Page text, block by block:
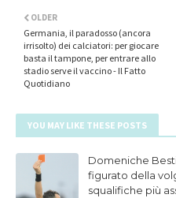
OLDER
Germania, il paradosso (ancora
irrisolto) dei calciatori: per giocare
basta il tampone, per entrare allo
stadio serve il vaccino - Il Fatto
Quotidiano
YOU MAY LIKE THESE POSTS
Domeniche
figurato della
squalifiche più